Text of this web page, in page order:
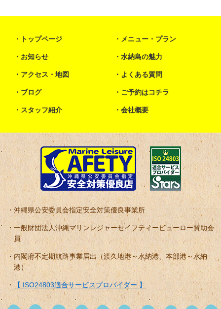
トップページ メニュー・プラン
お知らせ 水納島の魅力
アクセス・地図 よくある質問
ブログ ご予約はコチラ
スタッフ紹介 会社概要
沖縄県公安委員会指定安全対策優良事業所
一般財団法人沖縄マリンレジャーセイフティービューロー賛助会
員
内閣府不定期航路事業届出（渡久地港～水納港、本部港～水納
港）
【 ISO24803適合サービスプロバイダー 】